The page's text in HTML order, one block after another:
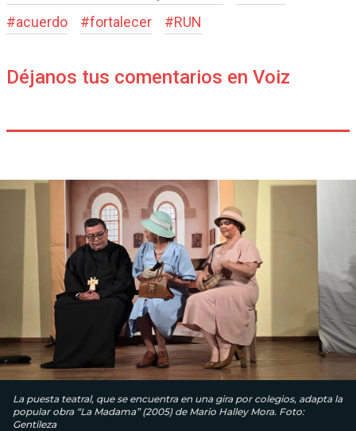
#acuerdo #fortalecer #RUN
Déjanos tus comentarios en Voiz
La puesta teatral, que se encuentra en una gira por colegios, adapta la
popular obra “La Madama” (2005) de Mario Halley Mora. Foto:
Gentileza